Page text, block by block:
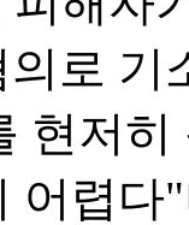
로 기
현저히
어렵